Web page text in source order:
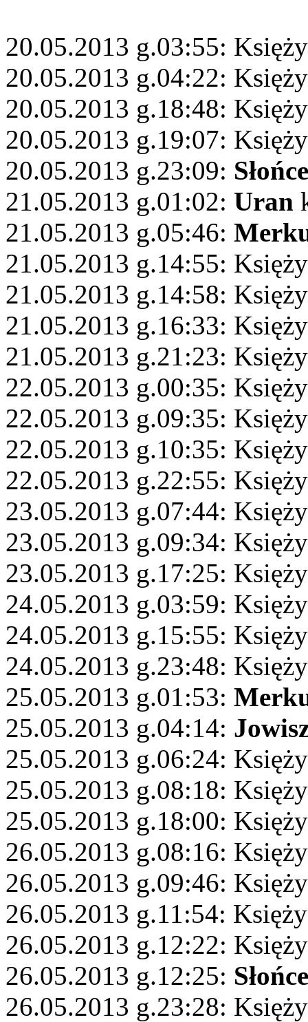
20.05.2013 g.03:55:
20.05.2013 g.04:22:
20.05.2013 g.18:48:
20.05.2013 g.19:07:
20.05.2013 g.23:09: Słońce
21.05.2013 g.01:02: Uran
21.05.2013 g.05:46:
21.05.2013 g.14:55:
21.05.2013 g.14:58:
21.05.2013 g.16:33:
21.05.2013 g.21:23:
22.05.2013 g.00:35:
22.05.2013 g.09:35:
22.05.2013 g.10:35:
22.05.2013 g.22:55:
23.05.2013 g.07:44:
23.05.2013 g.09:34:
23.05.2013 g.17:25:
24.05.2013 g.03:59:
24.05.2013 g.15:55:
24.05.2013 g.23:48:
25.05.2013 g.01:53:
25.05.2013 g.04:14:
25.05.2013 g.06:24:
25.05.2013 g.08:18:
25.05.2013 g.18:00:
26.05.2013 g.08:16:
26.05.2013 g.09:46:
26.05.2013 g.11:54:
26.05.2013 g.12:22:
26.05.2013 g.12:25: Słońce
26.05.2013 g.23:28: